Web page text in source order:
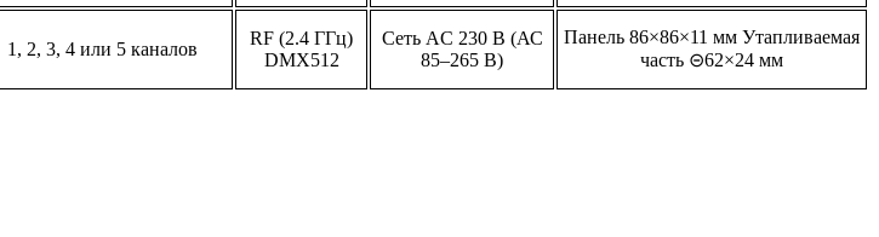
1, 2, 3, 4 или 5 каналов
RF (2.4 ГГц)
DMX512
Сеть AC 230 В (АС
85–265 В)
Панель 86×86×11 мм Утапливаемая
часть ⊝62×24 мм